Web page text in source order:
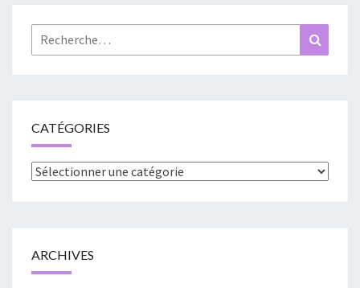
Rechercher :
CATÉGORIES
Catégories
ARCHIVES